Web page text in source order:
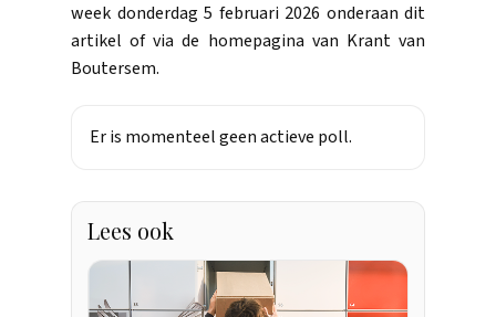
week donderdag 5 februari 2026 onderaan dit
artikel of via de homepagina van Krant van
Boutersem.
Er is momenteel geen actieve poll.
Lees ook